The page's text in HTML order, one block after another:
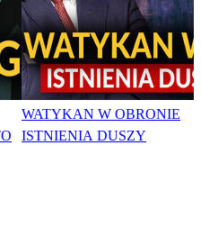
WATYKAN W OBRONIE
ISTNIENIA DUSZY